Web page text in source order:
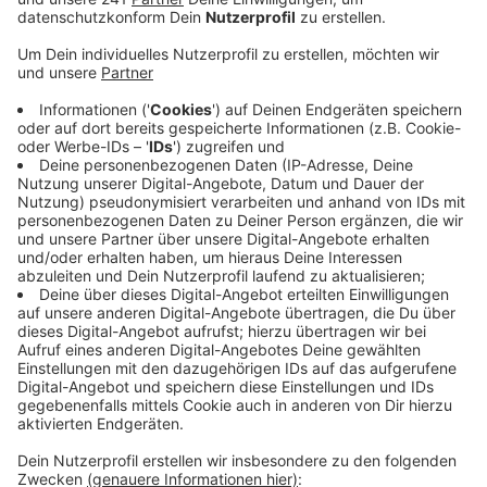
Das hat die Stadt mitgeteilt.
Veröffentlicht: Freitag, 14.02.2025 13:34
Anzeige
Die Trauung wird dabei offiziell und rechtswirksam von
einem Standesbeamten der Stadt Euskirchen
vorgenommen. Schon vor einiger Zeit hatte die Stadt
die Burg Flamersheim sowie die Feuerhalle in der alten
Tuchfabrik als externe Trauorte zertifiziert. Und wie
bisher stehen auch die beiden Standard-Trauzimmer im
Standesamt Haus Bibo in der Kirchstraße zur
Verfügung. Alle Infos zu den Euskirchener Trau-Orten
hat die Stadt
zusammengestellt.